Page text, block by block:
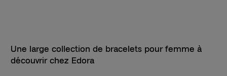
Une large collection de bracelets pour femme à
découvrir chez Edora